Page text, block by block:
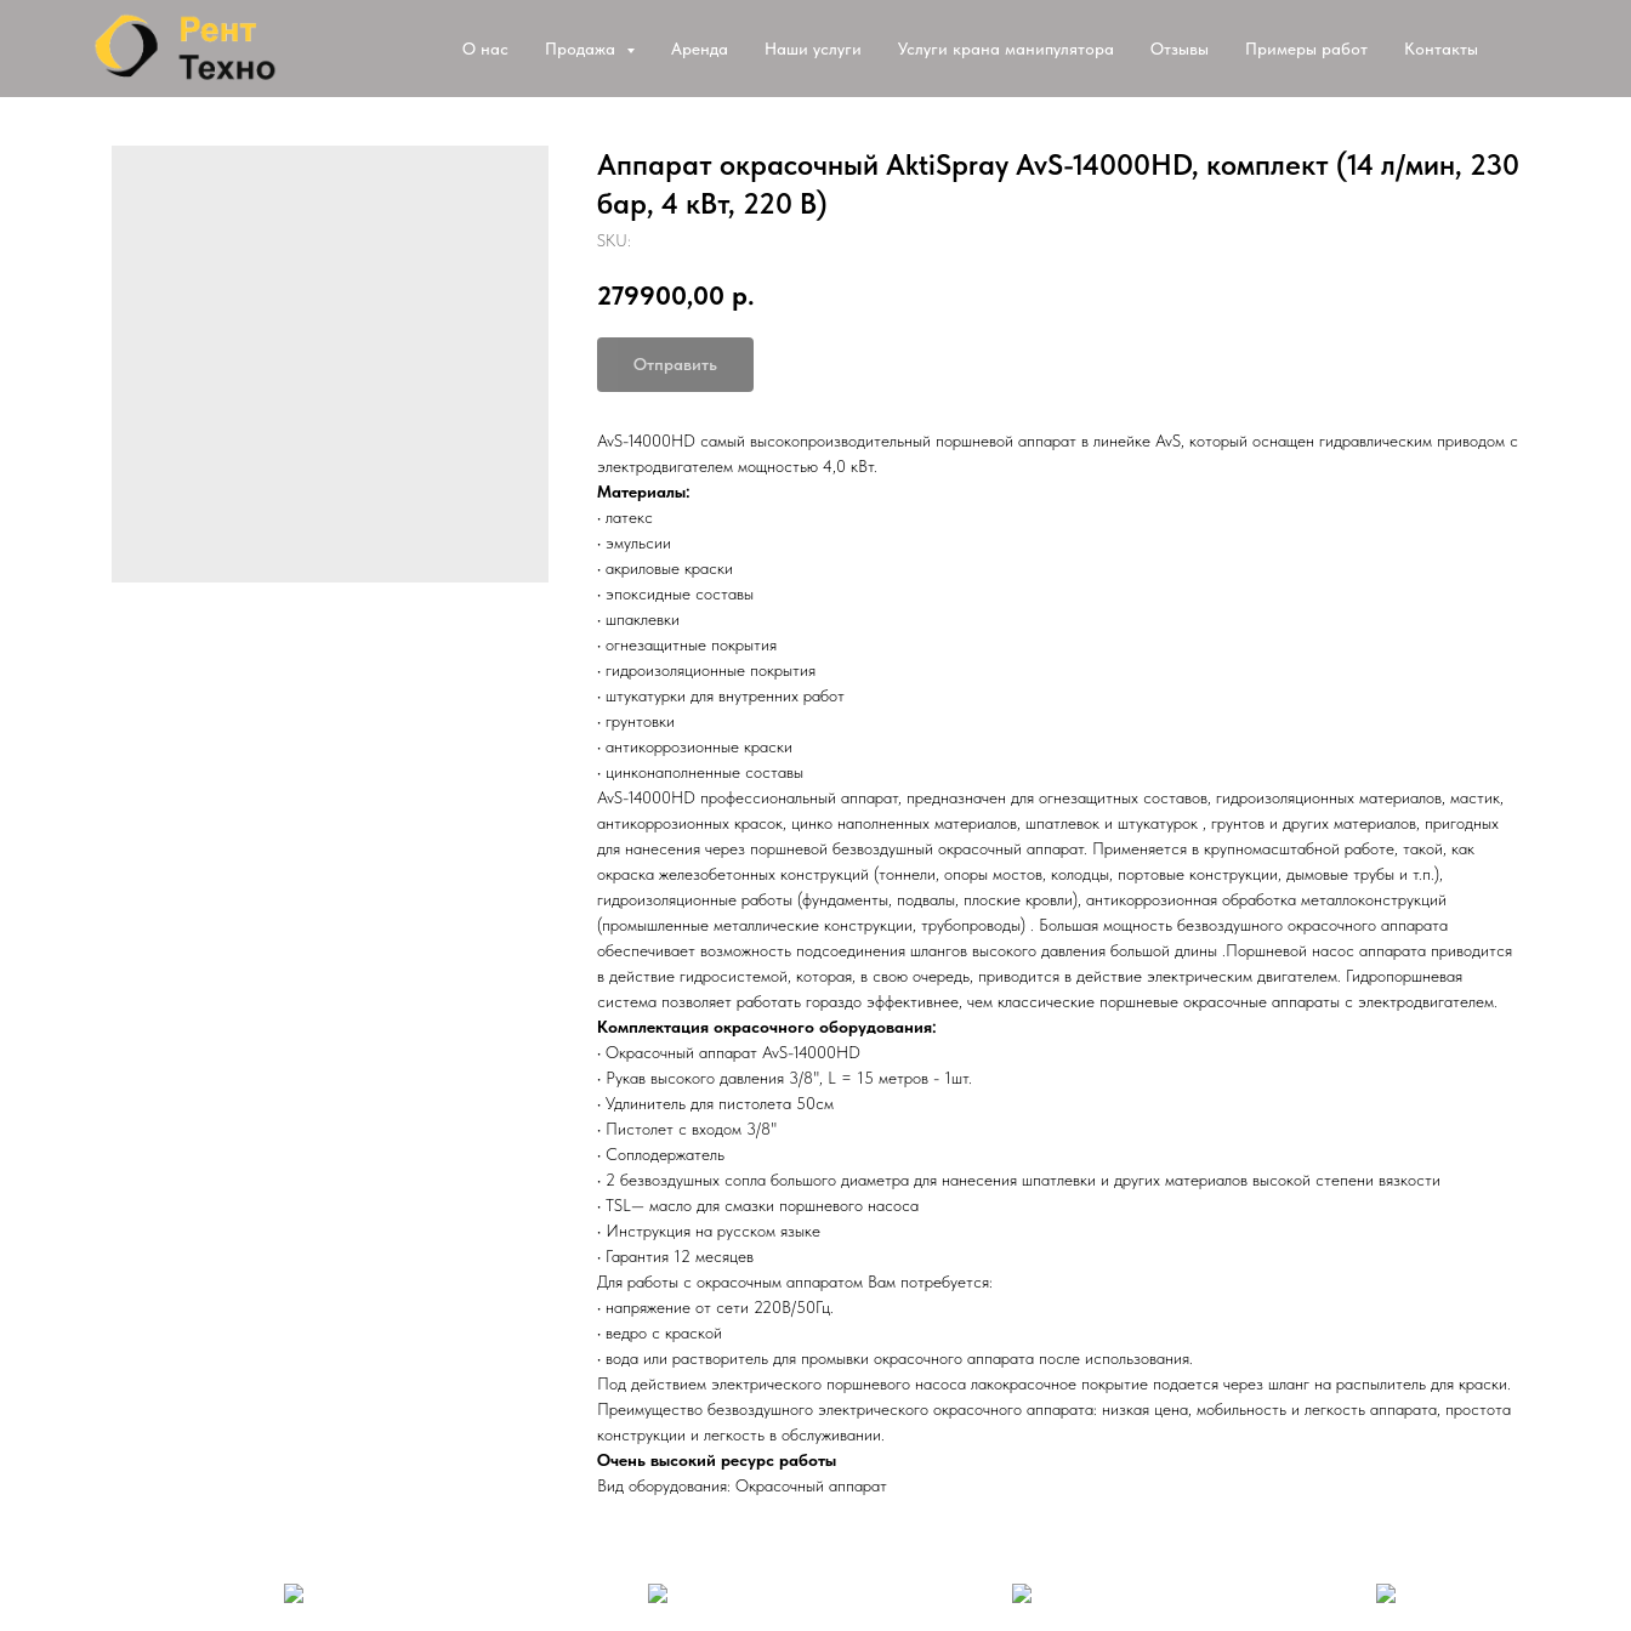
О нас Продажа Аренда Наши услуги Услуги крана манипулятора Отзывы Примеры работ Контакты
Аппарат окрасочный AktiSpray AvS-14000HD, комплект (14 л/мин, 230
бар, 4 кВт, 220 В)
SKU:
279900,00 р.
Отправить
AvS-14000HD самый высокопроизводительный поршневой аппарат в линейке AvS, который оснащен гидравлическим приводом с
электродвигателем мощностью 4,0 кВт.
Материалы:
• латекс
• эмульсии
• акриловые краски
• эпоксидные составы
• шпаклевки
• огнезащитные покрытия
• гидроизоляционные покрытия
• штукатурки для внутренних работ
• грунтовки
• антикоррозионные краски
• цинконаполненные составы
AvS-14000HD профессиональный аппарат, предназначен для огнезащитных составов, гидроизоляционных материалов, мастик,
антикоррозионных красок, цинко наполненных материалов, шпатлевок и штукатурок , грунтов и других материалов, пригодных
для нанесения через поршневой безвоздушный окрасочный аппарат. Применяется в крупномасштабной работе, такой, как
окраска железобетонных конструкций (тоннели, опоры мостов, колодцы, портовые конструкции, дымовые трубы и т.п.),
гидроизоляционные работы (фундаменты, подвалы, плоские кровли), антикоррозионная обработка металлоконструкций
(промышленные металлические конструкции, трубопроводы) . Большая мощность безвоздушного окрасочного аппарата
обеспечивает возможность подсоединения шлангов высокого давления большой длины .Поршневой насос аппарата приводится
в действие гидросистемой, которая, в свою очередь, приводится в действие электрическим двигателем. Гидропоршневая
система позволяет работать гораздо эффективнее, чем классические поршневые окрасочные аппараты с электродвигателем.
Комплектация окрасочного оборудования:
• Окрасочный аппарат AvS-14000HD
• Рукав высокого давления 3/8", L = 15 метров - 1шт.
• Удлинитель для пистолета 50см
• Пистолет с входом 3/8"
• Соплодержатель
• 2 безвоздушных сопла большого диаметра для нанесения шпатлевки и других материалов высокой степени вязкости
• TSL— масло для смазки поршневого насоса
• Инструкция на русском языке
• Гарантия 12 месяцев
Для работы с окрасочным аппаратом Вам потребуется:
• напряжение от сети 220В/50Гц.
• ведро с краской
• вода или растворитель для промывки окрасочного аппарата после использования.
Под действием электрического поршневого насоса лакокрасочное покрытие подается через шланг на распылитель для краски.
Преимущество безвоздушного электрического окрасочного аппарата: низкая цена, мобильность и легкость аппарата, простота
конструкции и легкость в обслуживании.
Очень высокий ресурс работы
Вид оборудования: Окрасочный аппарат